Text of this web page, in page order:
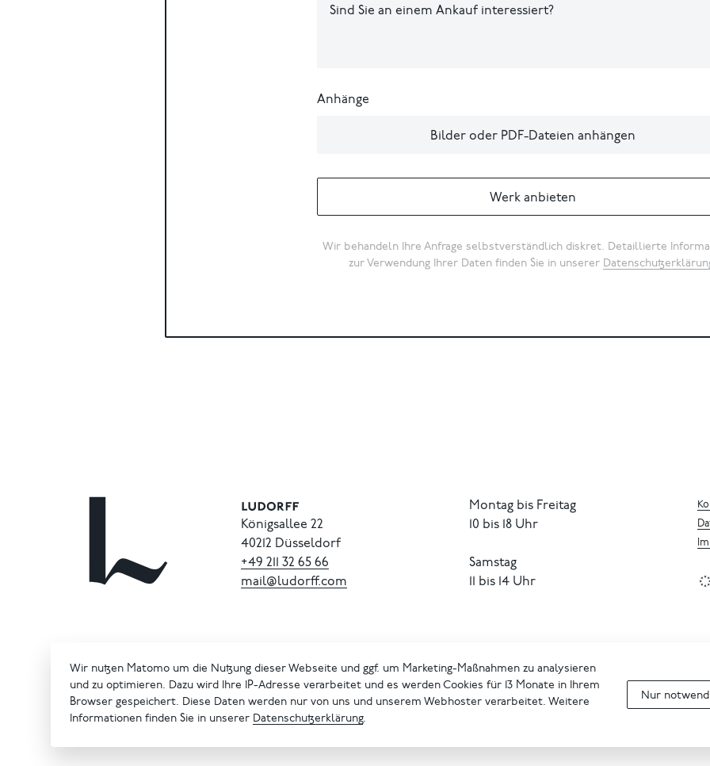
Anhänge
Bilder oder PDF-Dateien anhängen
Werk anbieten
Wir behandeln Ihre Anfrage selbstverständlich diskret. Detaillierte
zur Verwendung Ihrer Daten finden Sie in unserer
Königsallee 22
40212 Düsseldorf
+49 211 32 65 66
mail@ludorff.com
Montag bis Freitag
10 bis 18 Uhr
Samstag
11 bis 14 Uhr
Wir nutzen Matomo um die Nutzung dieser Webseite und ggf. um Marketing-Maßnahmen zu analysieren
und zu optimieren. Dazu wird Ihre IP-Adresse verarbeitet und es werden Cookies für 13 Monate in Ihrem
Browser gespeichert. Diese Daten werden nur von uns und unserem Webhoster verarbeitet. Weitere
Informationen finden Sie in unserer Datenschutzerklärung.
Nur